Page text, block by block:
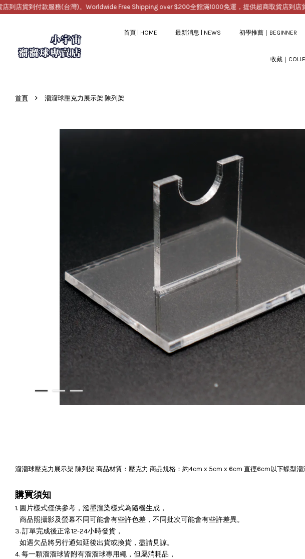
店貨到付款服務(台灣)。Worldwide Free Shipping over $200全館滿1000免運，提供超商取貨店到店貨
首頁 | HOME 最新消息 | NEWS 初學推薦｜BEGINNER
收藏｜
首頁 › 溜溜球壓克力展示架 陳列架
溜溜球壓克力展示架 陳列架 商品材質：壓克力 商品規格：約4cm x 5cm x 6cm 直徑6cm以下蝶型溜
購買須知
1. 圖片樣式僅供參考，潑墨渲染樣式為隨機生成，
商品照攝影及螢幕不同可能會有些許色差，不同批次可能會有些許差異。
3. 訂單完成後正常12-24小時發貨，
如遇欠品將另行通知延後出貨或換貨，盡請見諒。
4. 每一顆溜溜球皆附有溜溜球專用繩，但屬消耗品，